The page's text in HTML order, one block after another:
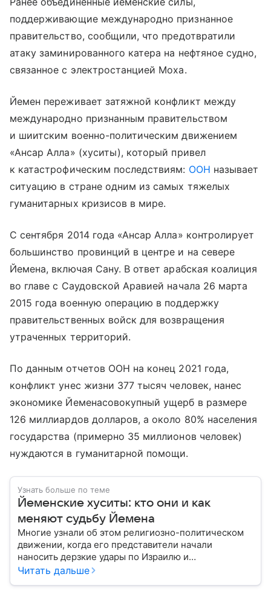
поддерживающие международно признанное
правительство, сообщили, что предотвратили
атаку заминированного катера на нефтяное судно,
связанное с электростанцией Моха.
Йемен переживает затяжной конфликт между
международно признанным правительством
и шиитским военно-политическим движением
«Ансар Алла» (хуситы), который привел
к катастрофическим последствиям: ООН называет
ситуацию в стране одним из самых тяжелых
гуманитарных кризисов в мире.
С сентября 2014 года «Ансар Алла» контролирует
большинство провинций в центре и на севере
Йемена, включая Сану. В ответ арабская коалиция
во главе с Саудовской Аравией начала 26 марта
2015 года военную операцию в поддержку
правительственных войск для возвращения
утраченных территорий.
По данным отчетов ООН на конец 2021 года,
конфликт унес жизни 377 тысяч человек, нанес
экономике Йеменасовокупный ущерб в размере
126 миллиардов долларов, а около 80% населения
государства (примерно 35 миллионов человек)
нуждаются в гуманитарной помощи.
Узнать больше по теме
Йеменские хуситы: кто они и как
меняют судьбу Йемена
Многие узнали об этом религиозно-политическом
движении, когда его представители начали
наносить дерзкие удары по Израилю и
терроризировать корабли, связанные с этим
Читать дальше